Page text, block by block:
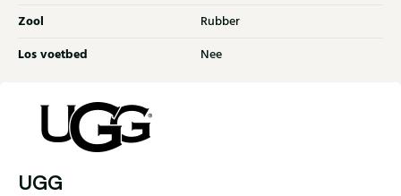
Zool Rubber
Los voetbed Nee
UGG